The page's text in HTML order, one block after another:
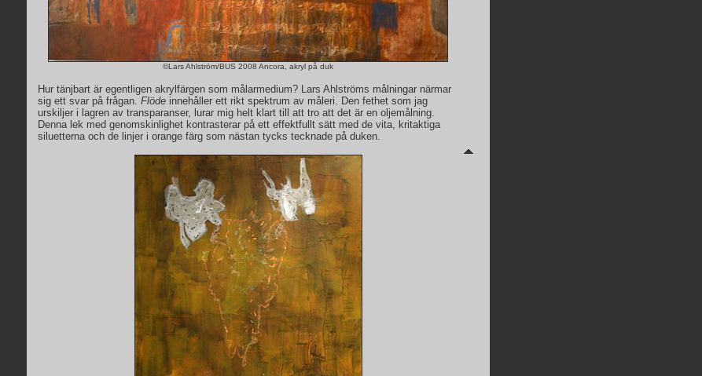
©Lars Ahlström/BUS 2008 Ancora, akryl på duk
Hur tänjbart är egentligen akrylfärgen som målarmedium? Lars Ahlströms målningar närmar
sig ett svar på frågan. Flöde innehåller ett rikt spektrum av måleri. Den fethet som jag
urskiljer i lagren av transparanser, lurar mig helt klart till att tro att det är en oljemålning.
Denna lek med genomskinlighet kontrasterar på ett effektfullt sätt med de vita, kritaktiga
siluetterna och de linjer i orange färg som nästan tycks tecknade på duken.